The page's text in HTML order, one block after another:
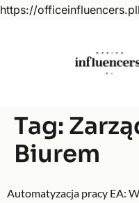
https://
Tag:
Biurem
Automatyzacja pracy EA: